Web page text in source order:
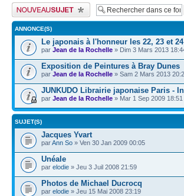
Publier un nouveau sujet
ANNONCE(S)
Le japonais à l'honneur les 22, 23 et
par Jean de la Rochelle » Dim 3 Mars 2013
Exposition de Peintures à Bray Dunes
par Jean de la Rochelle » Sam 2 Mars 2013
JUNKUDO Librairie japonaise Paris -
par Jean de la Rochelle » Mar 1 Sep 2009 18:51
SUJET(S)
Jacques Yvart
parAnn So » Ven 30 Jan 2009 00:05
Unéale
par elodie » Jeu 3 Juil 2008 21:59
Photos de Michael Ducrocq
par elodie » Jeu 15 Mai 2008 23:19